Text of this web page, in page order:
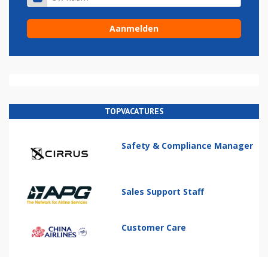
TOPVACATURES
Safety & Compliance Manager
Sales Support Staff
Customer Care